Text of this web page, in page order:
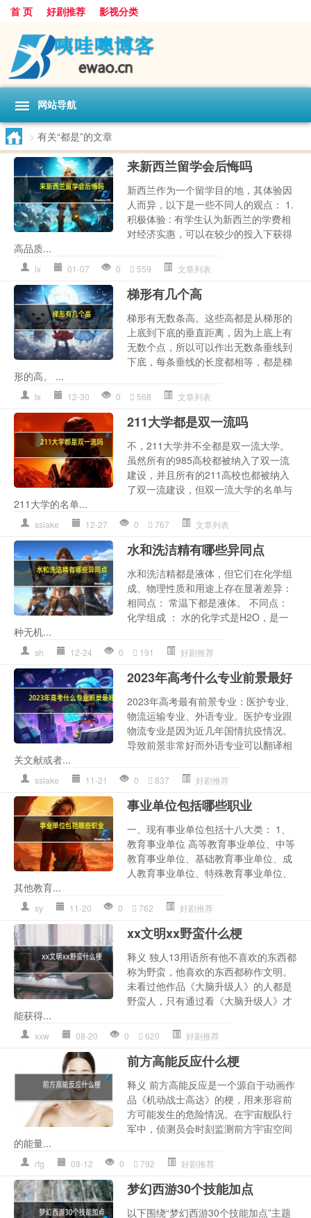
首 页 好剧推荐 影视分类
网站导航
> 有关“都是”的文章
来新西兰留学会后悔吗
新西兰作为一个留学目的地，其体验因
人而异，以下是一些不同人的观点： 1.
积极体验 : 有学生认为新西兰的学费相
对经济实惠，可以在较少的投入下获得
高品质...
lx 01-07 0 559 文章列表
梯形有几个高
梯形有无数条高。这些高都是从梯形的
上底到下底的垂直距离，因为上底上有
无数个点，所以可以作出无数条垂线到
下底，每条垂线的长度都相等，都是梯
形的高。 ...
tx 12-30 0 568 文章列表
211大学都是双一流吗
不，211大学并不全都是双一流大学。
虽然所有的985高校都被纳入了双一流
建设，并且所有的211高校也都被纳入
了双一流建设，但双一流大学的名单与
211大学的名单...
sslake 12-27 0 767 文章列表
水和洗洁精有哪些异同点
水和洗洁精都是液体，但它们在化学组
成、物理性质和用途上存在显著差异：
相同点： 常温下都是液体。 不同点：
化学组成 ： 水的化学式是H2O，是一
种无机...
sh 12-24 0 191 好剧推荐
2023年高考什么专业前景最好
2023年高考最有前景专业：医护专业、
物流运输专业、外语专业。医护专业跟
物流专业是因为近几年国情抗疫情况。
导致前景非常好而外语专业可以翻译相
关文献或者...
sslake 11-21 0 837 好剧推荐
事业单位包括哪些职业
一、现有事业单位包括十八大类： 1、
教育事业单位 高等教育事业单位、中等
教育事业单位、基础教育事业单位、成
人教育事业单位、特殊教育事业单位、
其他教育...
sy 11-20 0 762 好剧推荐
xx文明xx野蛮什么梗
释义 独人13用语所有他不喜欢的东西都
称为野蛮，他喜欢的东西都称作文明。
未看过他作品《大脑升级人》的人都是
野蛮人，只有通过看《大脑升级人》才
能获得...
xxw 08-20 0 620 好剧推荐
前方高能反应什么梗
释义 前方高能反应是一个源自于动画作
品《机动战士高达》的梗，用来形容前
方可能发生的危险情况。在宇宙舰队行
军中，侦测员会时刻监测前方宇宙空间
的能量...
rfg 08-12 0 792 好剧推荐
梦幻西游30个技能加点
以下围绕“梦幻西游30个技能加点”主题